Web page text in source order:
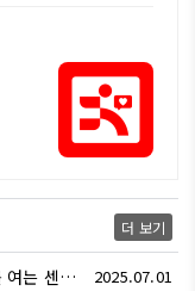
더 보기
점심 인사말 문구 50가지｜활력 충전! 오후를 여는 센스 있는 인사 2025.07.01